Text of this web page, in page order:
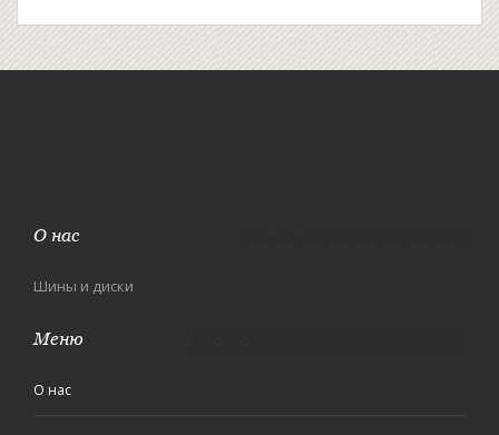
О нас
Шины и диски
Меню
О нас